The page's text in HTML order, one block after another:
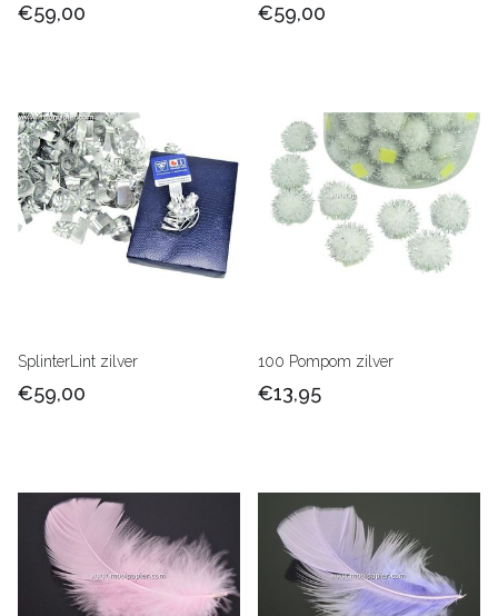
€59,00 €59,00
SplinterLint zilver
€59,00
100 Pompom zilver
€13,95